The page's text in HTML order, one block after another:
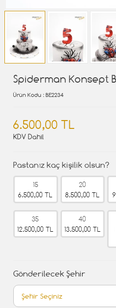
Spiderman Konsept
Ürün Kodu : BE2234
6.500,00 TL
KDV Dahil
Pastanız kaç kişilik olsun?
15
6.500,00 TL
20
8.500,00 TL
35
12.500,00 TL
40
13.500,00 TL
Gönderilecek Şehir